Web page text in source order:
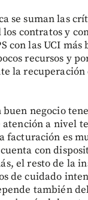
se suman las
contratos y
con las UCI más
recursos y
la recuperación
buen negocio
atención a nivel
facturación es
con
el resto de la
de cuidado
también